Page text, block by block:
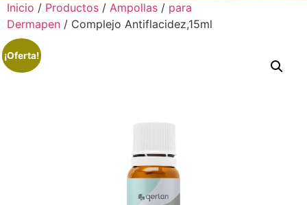
Inicio / Productos / Ampollas / para
Dermapen / Complejo Antiflacidez,15ml
¡Oferta!